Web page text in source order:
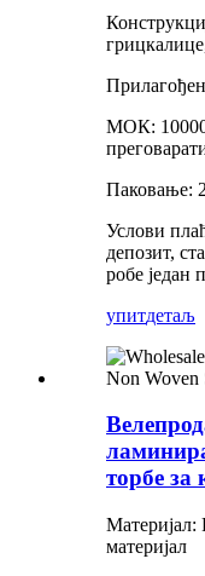
МОК: 10000
Паковање:
Услови
депозит,
робе један
упитдетаљ
торбе за
материјал